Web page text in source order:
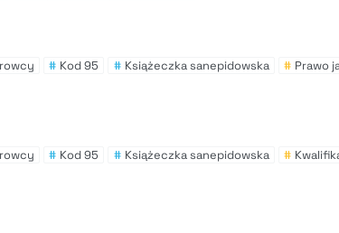
# Kod 95 # Książeczka sanepidowska # Prawo
# Kod 95 # Książeczka sanepidowska #